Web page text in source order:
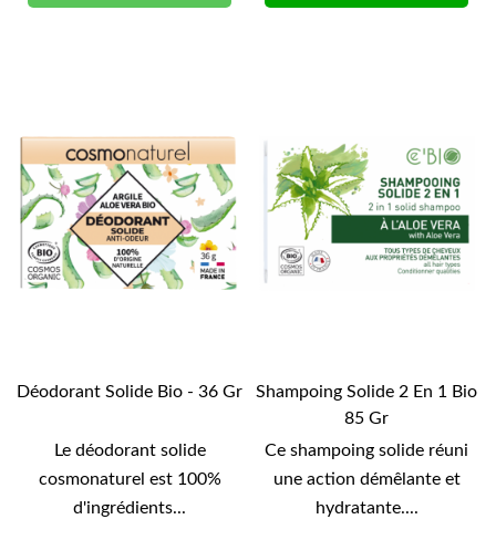
Déodorant Solide Bio - 36 Gr
Le déodorant solide
cosmonaturel est 100%
d'ingrédients...
Shampoing Solide 2 En 1 Bio
85 Gr
Ce shampoing solide réuni
une action démêlante et
hydratante....